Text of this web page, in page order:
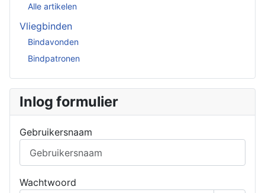
Alle artikelen
Vliegbinden
Bindavonden
Bindpatronen
Inlog formulier
Gebruikersnaam
Wachtwoord